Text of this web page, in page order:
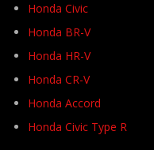
Honda Civic
Honda BR-V
Honda HR-V
Honda CR-V
Honda Accord
Honda Civic Type R